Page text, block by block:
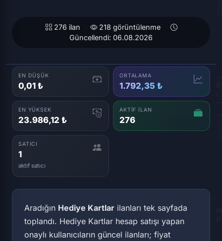
276 ilan
218 görüntülenme
Güncellendi: 06.08.2026
EN DÜŞÜK
0,01 ₺
ORTALAMA
1.792,35 ₺
EN YÜKSEK
23.986,12 ₺
AKTIF İLAN
276
SATICI
1
aktif satıcı
Aradığın Hediye Kartlar ilanları tek sayfada
toplandı. Hediye Kartlar hesap satışı yapan
onaylı kullanıcıların güncel ilanları; fiyat